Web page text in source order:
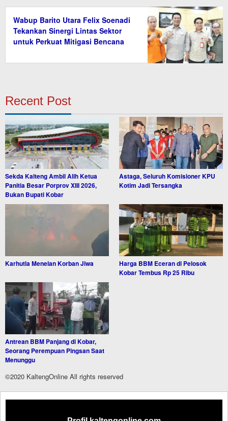
Wabup Barito Utara Felix Soenadi
Tekankan Sinergi Lintas Sektor
untuk Perkuat Mitigasi Bencana
Recent Post
Sekda Kalteng Ambil Alih Ketua
Panitia Besar Porprov XIII 2026,
Bukan Bupati Kobar
Astaga, Seluruh Komisioner KPU
Kotim Jadi Tersangka
Karhutla Menelan Korban Jiwa
Harga BBM Eceran di Pelosok
Kobar Tembus Rp 25 Ribu
Antrean BBM Panjang di Kobar,
Seorang Perempuan Pingsan Saat
Menunggu
©2020 KaltengOnline All rights reserved